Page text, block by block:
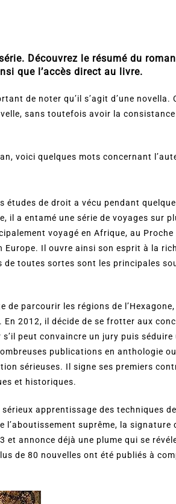
Découvrez le résumé du
que l’accès direct au livre.
de noter qu’il s’agit d’une
sans toutefois avoir la consistance
voici quelques mots concernant
études de droit a vécu pendant
il a entamé une série de voyages sur
voyagé en Afrique, au Proche
Europe. Il ouvre ainsi son esprit à la
de toutes sortes sont les principales
de parcourir les régions de
En 2012, il décide de se frotter aux
s’il peut convaincre un jury puis
publications en anthologie ou
sérieuses. Il signe ses premiers
et historiques.
apprentissage des techniques
l’aboutissement suprême, la signature
annonce déjà une plume qui se
de 80 nouvelles ont été publiés à